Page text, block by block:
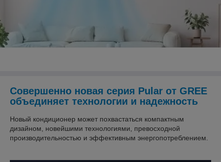
Совершенно новая серия Pular от GREE
объединяет технологии и надежность
Новый кондиционер может похвастаться компактным
дизайном, новейшими технологиями, превосходной
производительностью и эффективным энергопотреблением.